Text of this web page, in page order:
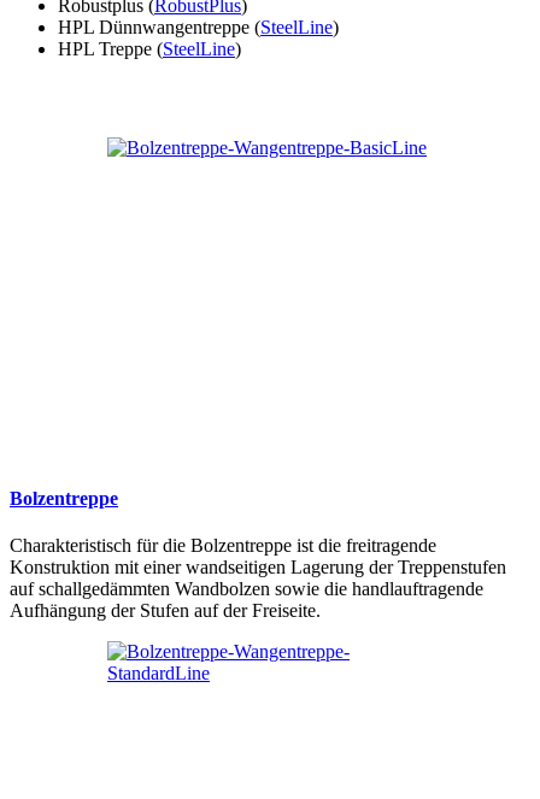
Robustplus (RobustPlus)
HPL Dünnwangentreppe (SteelLine)
HPL Treppe (SteelLine)
Bolzentreppe
Charakteristisch für die Bolzentreppe ist die freitragende
Konstruktion mit einer wandseitigen Lagerung der Treppenstufen
auf schallgedämmten Wandbolzen sowie die handlauftragende
Aufhängung der Stufen auf der Freiseite.